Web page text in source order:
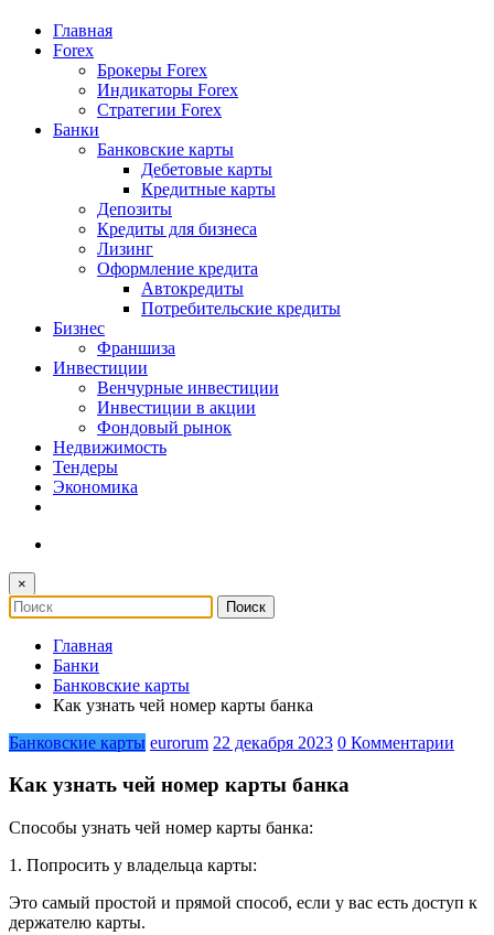
Главная
Forex
Брокеры Forex
Индикаторы Forex
Стратегии Forex
Банки
Банковские карты
Дебетовые карты
Кредитные карты
Депозиты
Кредиты для бизнеса
Лизинг
Оформление кредита
Автокредиты
Потребительские кредиты
Бизнес
Франшиза
Инвестиции
Венчурные инвестиции
Инвестиции в акции
Фондовый рынок
Недвижимость
Тендеры
Экономика
×
Главная
Банки
Банковские карты
Как узнать чей номер карты банка
Банковские карты eurorum 22 декабря 2023 0 Комментарии
Как узнать чей номер карты банка
Способы узнать чей номер карты банка:
1. Попросить у владельца карты:
Это самый простой и прямой способ, если у вас есть доступ к
держателю карты.